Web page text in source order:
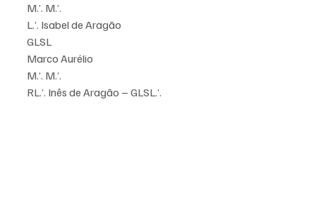
M.’. M.’.
L.’. Isabel de Aragão
GLSL
Marco Aurélio
M.’. M.’.
RL.’. Inês de Aragão – GLSL.’.